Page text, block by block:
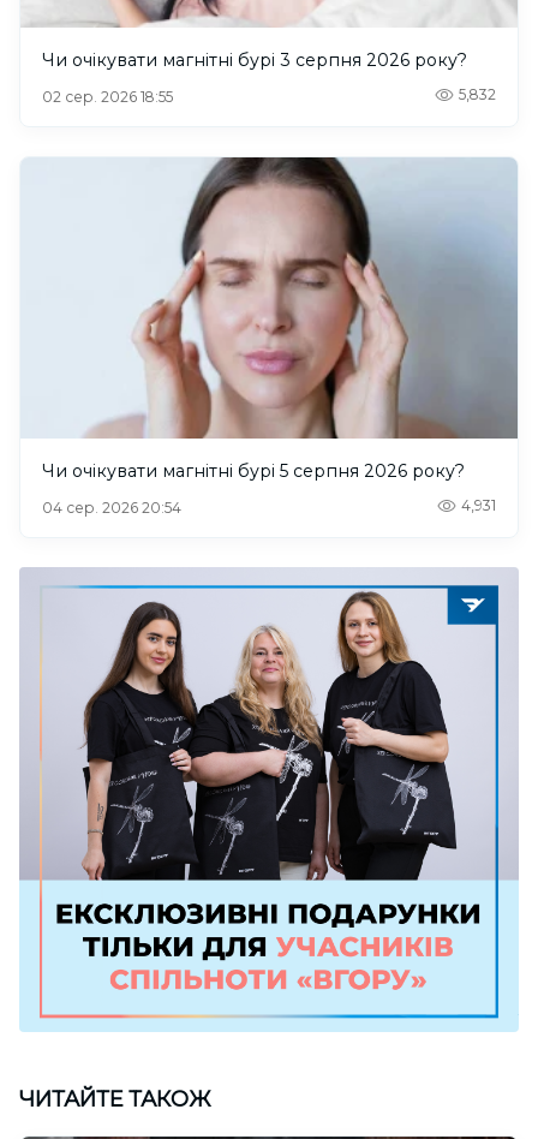
Чи очікувати магнітні бурі 3 серпня 2026 року?
02 сер. 2026 18:55 5,832
Чи очікувати магнітні бурі 5 серпня 2026 року?
04 сер. 2026 20:54 4,931
ЧИТАЙТЕ ТАКОЖ